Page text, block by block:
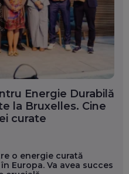
Energie Durabilă
la Bruxelles. Cine
curate
o energie curată
Europa. Va avea succes